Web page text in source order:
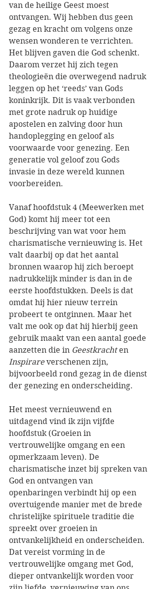
van de heilige Geest moest
ontvangen. Wij hebben dus geen
gezag en kracht om volgens onze
wensen wonderen te verrichten.
Het blijven gaven die God schenkt.
Daarom verzet hij zich tegen
theologieën die overwegend nadruk
leggen op het ‘reeds’ van Gods
koninkrijk. Dit is vaak verbonden
met grote nadruk op huidige
apostelen en zalving door hun
handoplegging en geloof als
voorwaarde voor genezing. Een
generatie vol geloof zou Gods
invasie in deze wereld kunnen
voorbereiden.
Vanaf hoofdstuk 4 (Meewerken met
God) komt hij meer tot een
beschrijving van wat voor hem
charismatische vernieuwing is. Het
valt daarbij op dat het aantal
bronnen waarop hij zich beroept
nadrukkelijk minder is dan in de
eerste hoofdstukken. Deels is dat
omdat hij hier nieuw terrein
probeert te ontginnen. Maar het
valt me ook op dat hij hierbij geen
gebruik maakt van een aantal goede
aanzetten die in Geestkracht en
Inspirare verschenen zijn,
bijvoorbeeld rond gezag in de dienst
der genezing en onderscheiding.
Het meest vernieuwend en
uitdagend vind ik zijn vijfde
hoofdstuk (Groeien in
vertrouwelijke omgang en een
opmerkzaam leven). De
charismatische inzet bij spreken van
God en ontvangen van
openbaringen verbindt hij op een
overtuigende manier met de brede
christelijke spirituele traditie die
spreekt over groeien in
ontvankelijkheid en onderscheiden.
Dat vereist vorming in de
vertrouwelijke omgang met God,
dieper ontvankelijk worden voor